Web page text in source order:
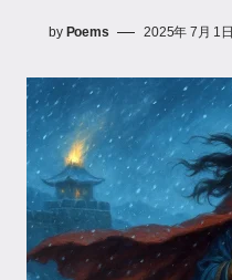
by Poems 2025年 7月 1日